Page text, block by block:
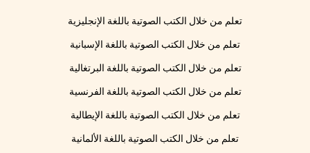
تعلم من خلال الكتب الصوتية باللغة الإنجليزية
تعلم من خلال الكتب الصوتية باللغة الإسبانية
تعلم من خلال الكتب الصوتية باللغة البرتغالية
تعلم من خلال الكتب الصوتية باللغة الفرنسية
تعلم من خلال الكتب الصوتية باللغة الإيطالية
تعلم من خلال الكتب الصوتية باللغة الألمانية